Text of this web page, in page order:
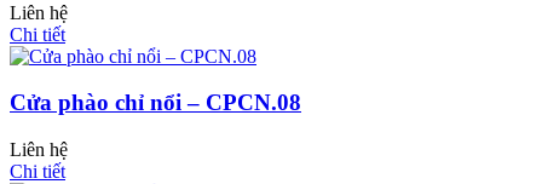
Liên hệ
Chi tiết
Cửa phào chỉ nổi – CPCN.08
Liên hệ
Chi tiết